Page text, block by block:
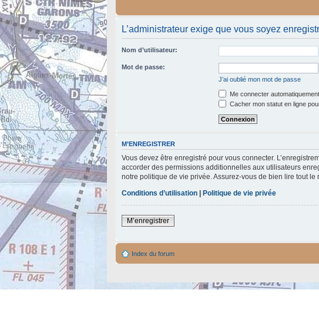
L’administrateur exige que vous soyez
Nom d’utilisateur:
Mot de passe:
J’ai oublié mon mot de passe
Me connecter
Cacher mon statut en ligne
M’ENREGISTRER
Vous devez être enregistré pour vous connecter.
accorder des permissions additionnelles aux utilisateurs
notre politique de vie privée. Assurez-vous de bien lire tout le
Conditions d’utilisation | Politique de vie privée
M’enregistrer
Index du forum